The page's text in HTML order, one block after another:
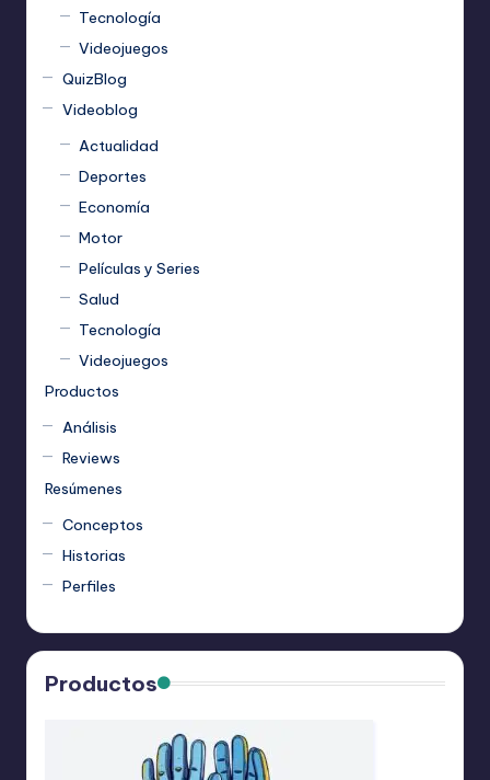
Tecnología
Videojuegos
QuizBlog
Videoblog
Actualidad
Deportes
Economía
Motor
Películas y Series
Salud
Tecnología
Videojuegos
Productos
Análisis
Reviews
Resúmenes
Conceptos
Historias
Perfiles
Productos